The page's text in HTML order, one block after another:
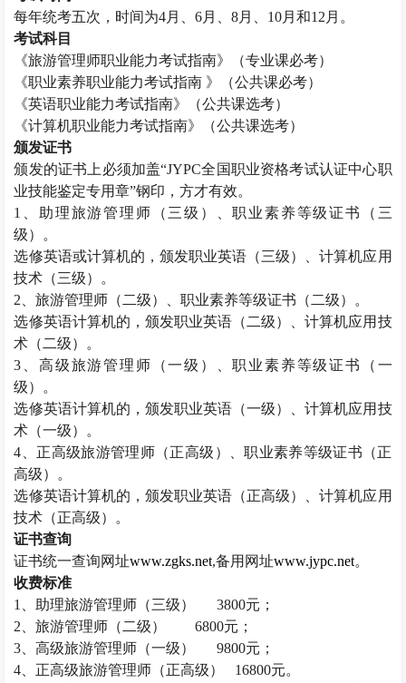
每年统考五次，时间为4月、6月、8月、 10月和12 月。
考试科目
《旅游管理师职业能力考试指南》（专业课必考）
《职业素养职业能力考试指南 》（公共课必考）
《英语职业能力考试指南》（公共课选考）
《计算机职业能力考试指南》（公共课选考）
颁发证书
颁发的证书上必须加盖“JYPC全国职业资格考试认证中心职
业技能鉴定专用章”钢印，方才有效。
1
、助理旅游管理师（三级）、职业素养等级证书（三
级）。
选修英语或计算机的，颁发职业英语（三级）、计算机应用
技术（三级）。
2 、旅游管理师（二级）、职业素养等级证书（二级）。
选修英语计算机的，颁发职业英语（二级）、计算机应用技
术（二级）。
3 、高级旅游管理师（一级）、职业素养等级证书（一
级）。
选修英语计算机的，颁发职业英语（一级）、计算机应用技
术（一级）。
4 、正高级旅游管理师（正高级）、职业素养等级证书（正
高级）。
选修英语计算机的，颁发职业英语（正高级）、计算机应用
技术（正高级）。
证书查询
证书统一查询网址www.zgks.net,备用网址www.jypc.net。
收费标准
1
、助理旅游管理师（三级） 3800元；
2 、旅游管理师（二级） 6800元；
3 、高级旅游管理师（一级） 9800元；
4 、正高级旅游管理师（正高级） 16800元。